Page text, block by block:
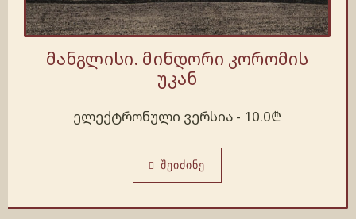
მანგლისი. მინდორი კორომის
უკან
ელექტრონული ვერსია - 10.0₾
ᲨᲔᲘᲫᲘᲜᲔ